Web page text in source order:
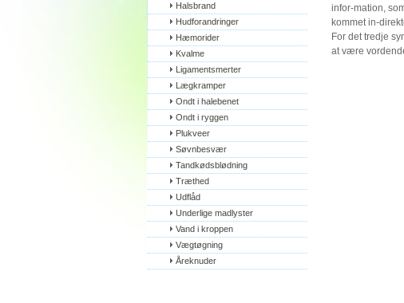
Halsbrand
Hudforandringer
Hæmorider
Kvalme
Ligamentsmerter
Lægkramper
Ondt i halebenet
Ondt i ryggen
Plukveer
Søvnbesvær
Tandkødsblødning
Træthed
Udflåd
Underlige madlyster
Vand i kroppen
Vægtøgning
Åreknuder
infor-mation,
kommet in-
For det tredje
at være